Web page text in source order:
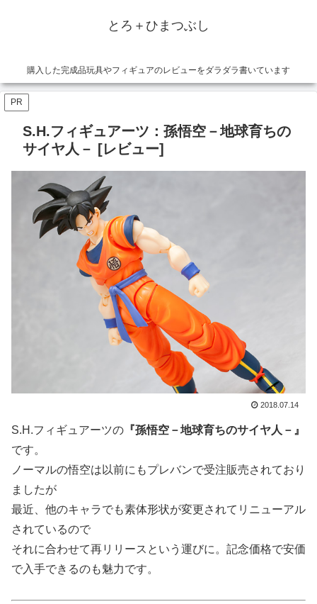
とろ＋ひまつぶし
購入した完成品玩具やフィギュアのレビューをダラダラ書いています
PR
S.H.フィギュアーツ：孫悟空－地球育ちの
サイヤ人－ [レビュー]
2018.07.14
S.H.フィギュアーツの 『孫悟空－地球育ちのサイヤ人－』
です。
ノーマルの悟空は以前にもプレバンで受注販売されており
ましたが
最近、他のキャラでも素体形状が変更されてリニューアル
されているので
それに合わせて再リリースという運びに。記念価格で安価
で入手できるのも魅力です。